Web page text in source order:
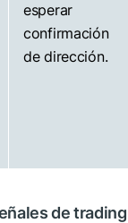
esperar
confirmación
de dirección.
de trading